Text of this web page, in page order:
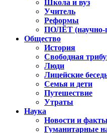
Школа и вуз
Учитель
Реформы
ПОЛЁТ (научно-
Общество
История
Свободная
Люди
Лицейские
Семья и дети
Путешествие
Утраты
Наука
Новости и факты
Гуманитарные